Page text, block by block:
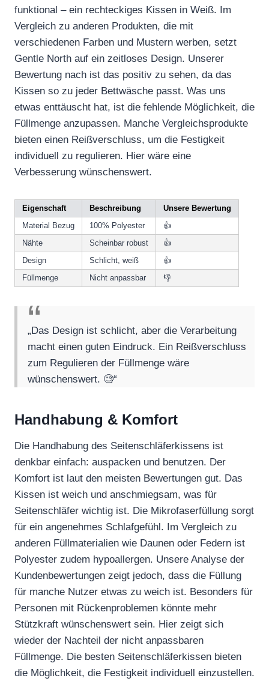
funktional – ein rechteckiges Kissen in Weiß. Im
Vergleich zu anderen Produkten, die mit
verschiedenen Farben und Mustern werben, setzt
Gentle North auf ein zeitloses Design. Unserer
Bewertung nach ist das positiv zu sehen, da das
Kissen so zu jeder Bettwäsche passt. Was uns
etwas enttäuscht hat, ist die fehlende Möglichkeit, die
Füllmenge anzupassen. Manche Vergleichsprodukte
bieten einen Reißverschluss, um die Festigkeit
individuell zu regulieren. Hier wäre eine
Verbesserung wünschenswert.
Eigenschaft Beschreibung
Unsere Bewertung
Material Bezug
100% Polyester
👍
Nähte
Scheinbar robust
👍
Design
Schlicht, weiß
👍
Füllmenge
Nicht anpassbar 👎
„Das Design ist schlicht, aber die Verarbeitung
macht einen guten Eindruck. Ein Reißverschluss
zum Regulieren der Füllmenge wäre
wünschenswert. 🧐“
Handhabung & Komfort
Die Handhabung des Seitenschläferkissens ist
denkbar einfach: auspacken und benutzen. Der
Komfort ist laut den meisten Bewertungen gut. Das
Kissen ist weich und anschmiegsam, was für
Seitenschläfer wichtig ist. Die Mikrofaserfüllung sorgt
für ein angenehmes Schlafgefühl. Im Vergleich zu
anderen Füllmaterialien wie Daunen oder Federn ist
Polyester zudem hypoallergen. Unsere Analyse der
Kundenbewertungen zeigt jedoch, dass die Füllung
für manche Nutzer etwas zu weich ist. Besonders für
Personen mit Rückenproblemen könnte mehr
Stützkraft wünschenswert sein. Hier zeigt sich
wieder der Nachteil der nicht anpassbaren
Füllmenge. Die besten Seitenschläferkissen bieten
die Möglichkeit, die Festigkeit individuell einzustellen.